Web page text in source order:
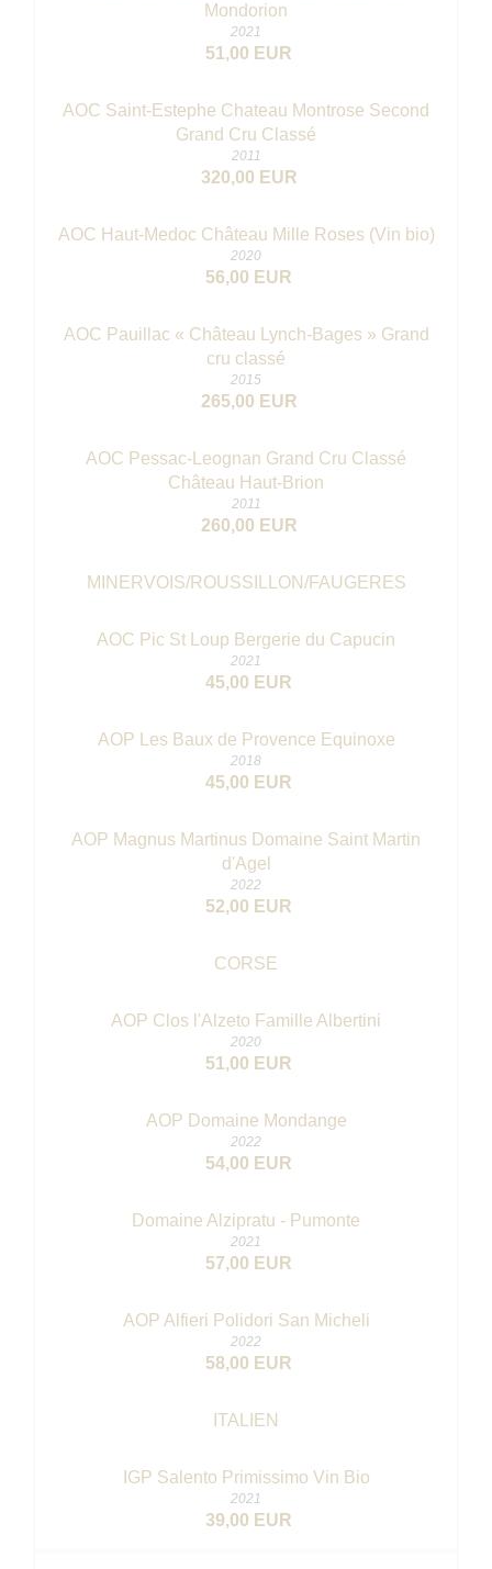
Mondorion
2021
51,00 EUR
AOC Saint-Estephe Chateau Montrose Second
Grand Cru Classé
2011
320,00 EUR
AOC Haut-Medoc Château Mille Roses (Vin bio)
2020
56,00 EUR
AOC Pauillac « Château Lynch-Bages » Grand
cru classé
2015
265,00 EUR
AOC Pessac-Leognan Grand Cru Classé
Château Haut-Brion
2011
260,00 EUR
MINERVOIS/ROUSSILLON/FAUGERES
AOC Pic St Loup Bergerie du Capucin
2021
45,00 EUR
AOP Les Baux de Provence Equinoxe
2018
45,00 EUR
AOP Magnus Martinus Domaine Saint Martin
d'Agel
2022
52,00 EUR
CORSE
AOP Clos l'Alzeto Famille Albertini
2020
51,00 EUR
AOP Domaine Mondange
2022
54,00 EUR
Domaine Alzipratu - Pumonte
2021
57,00 EUR
AOP Alfieri Polidori San Micheli
2022
58,00 EUR
ITALIEN
IGP Salento Primissimo Vin Bio
2021
39,00 EUR